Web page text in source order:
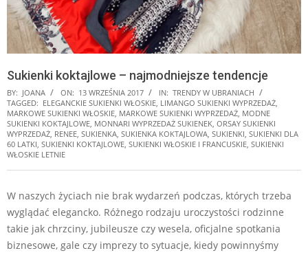
Sukienki koktajlowe – najmodniejsze tendencje
BY: JOANA ON: 13 WRZEŚNIA 2017 IN: TRENDY W UBRANIACH
TAGGED: ELEGANCKIE SUKIENKI WŁOSKIE, LIMANGO SUKIENKI WYPRZEDAŻ,
MARKOWE SUKIENKI WŁOSKIE, MARKOWE SUKIENKI WYPRZEDAŻ, MODNE
SUKIENKI KOKTAJLOWE, MONNARI WYPRZEDAŻ SUKIENEK, ORSAY SUKIENKI
WYPRZEDAŻ, RENEE, SUKIENKA, SUKIENKA KOKTAJLOWA, SUKIENKI, SUKIENKI DLA
60 LATKI, SUKIENKI KOKTAJLOWE, SUKIENKI WŁOSKIE I FRANCUSKIE, SUKIENKI
WŁOSKIE LETNIE
W naszych życiach nie brak wydarzeń podczas, których trzeba
wyglądać elegancko. Różnego rodzaju uroczystości rodzinne
takie jak chrzciny, jubileusze czy wesela, oficjalne spotkania
biznesowe, gale czy imprezy to sytuacje, kiedy powinnyśmy